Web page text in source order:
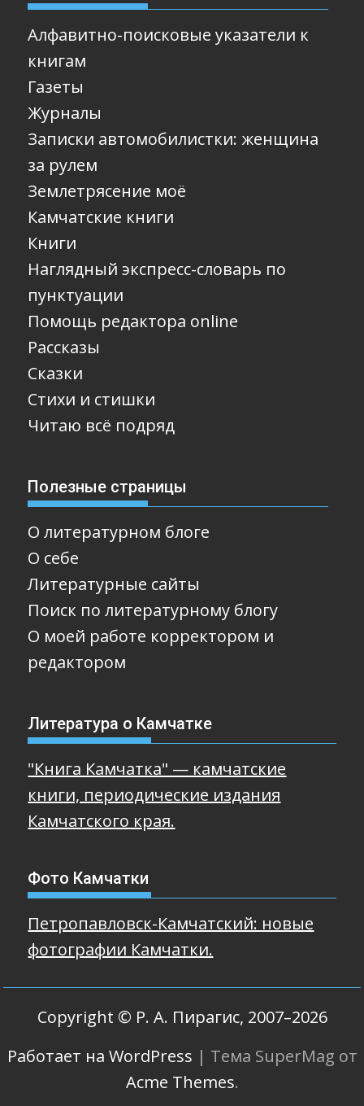
Алфавитно-поисковые указатели к
книгам
Газеты
Журналы
Записки автомобилистки: женщина
за рулем
Землетрясение моё
Камчатские книги
Книги
Наглядный экспресс-словарь по
пунктуации
Помощь редактора online
Рассказы
Сказки
Стихи и стишки
Читаю всё подряд
Полезные страницы
О литературном блоге
О себе
Литературные сайты
Поиск по литературному блогу
О моей работе корректором и
редактором
Литература о Камчатке
"Книга Камчатка" — камчатские
книги, периодические издания
Камчатского края.
Фото Камчатки
Петропавловск-Камчатский: новые
фотографии Камчатки.
Copyright © Р. А. Пирагис, 2007–2026
Работает на WordPress | Тема SuperMag от
Acme Themes.